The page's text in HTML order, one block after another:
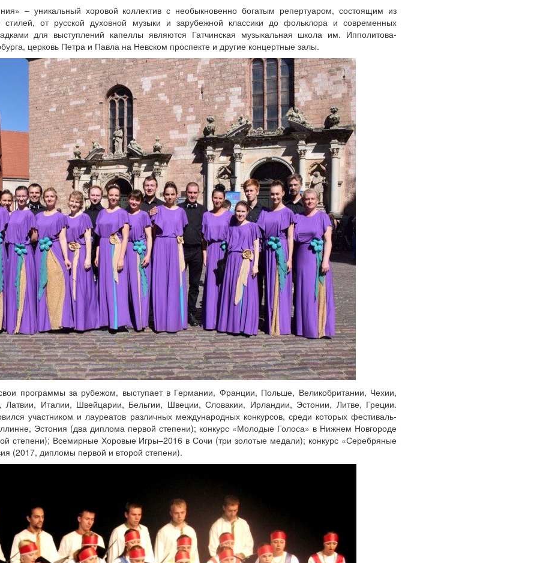
– уникальный хоровой коллектив с необыкновенно богатым репертуаром, состоящим из
от русской духовной музыки и зарубежной классики до фольклора и современных
для выступлений капеллы являются Гатчинская музыкальная школа им. Ипполитова-
церковь Петра и Павла на Невском проспекте и другие концертные залы.
программы за рубежом, выступает в Германии, Франции, Польше, Великобритании, Чехии,
Латвии, Италии, Швейцарии, Бельгии, Швеции, Словакии, Ирландии, Эстонии, Литве, Греции.
участником и лауреатов различных международных конкурсов, среди которых фестиваль-
Эстония (два диплома первой степени); конкурс «Молодые Голоса» в Нижнем Новгороде
степени); Всемирные Хоровые Игры–2016 в Сочи (три золотые медали); конкурс «Серебряные
(2017, дипломы первой и второй степени).